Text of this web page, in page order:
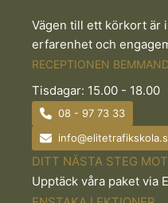
Vägen till ett körkort är
erfarenhet och
RECEPTIONEN BEMMAND
Tisdagar: 15.00 - 18.00
08 - 97 73 33
DITT NÄSTA STEG
Upptäck våra paket via